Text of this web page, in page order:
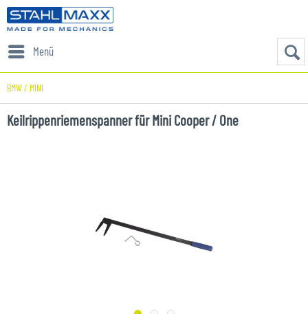
Menü
BMW / MINI
Keilrippenriemenspanner für Mini Cooper / One